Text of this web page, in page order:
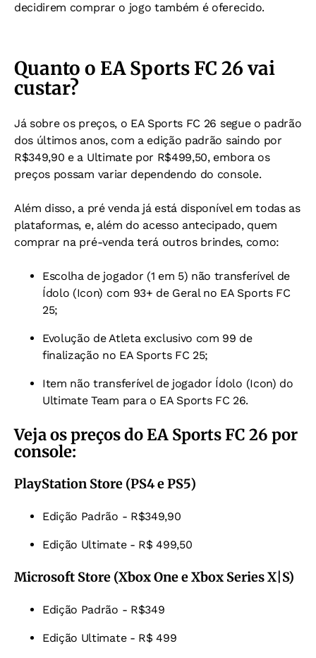
decidirem comprar o jogo também é oferecido.
Quanto o EA Sports FC 26 vai
custar?
Já sobre os preços, o EA Sports FC 26 segue o padrão
dos últimos anos, com a edição padrão saindo por
R$349,90 e a Ultimate por R$499,50, embora os
preços possam variar dependendo do console.
Além disso, a pré venda já está disponível em todas as
plataformas, e, além do acesso antecipado, quem
comprar na pré-venda terá outros brindes, como:
Escolha de jogador (1 em 5) não transferível de
Ídolo (Icon) com 93+ de Geral no EA Sports FC
25;
Evolução de Atleta exclusivo com 99 de
finalização no EA Sports FC 25;
Item não transferível de jogador Ídolo (Icon) do
Ultimate Team para o EA Sports FC 26.
Veja os preços do EA Sports FC 26 por
console:
PlayStation Store (PS4 e PS5)
Edição Padrão - R$349,90
Edição Ultimate - R$ 499,50
Microsoft Store (Xbox One e Xbox Series X|S)
Edição Padrão - R$349
Edição Ultimate - R$ 499